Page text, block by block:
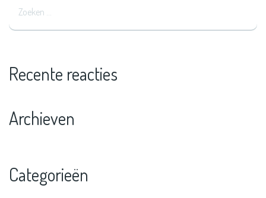
Recente reacties
Archieven
Categorieën